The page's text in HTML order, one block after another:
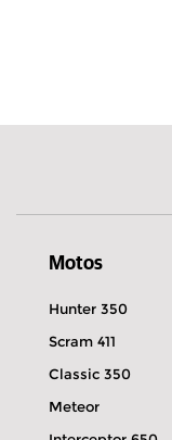
Motos
Hunter 350
Scram 411
Classic 350
Meteor